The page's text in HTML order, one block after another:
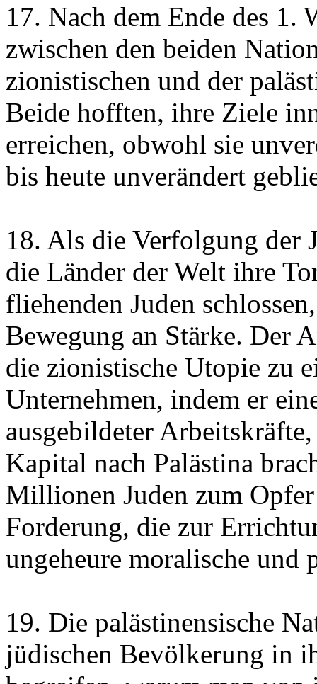
17. Nach dem Ende des 1.
zwischen den beiden
zionistischen und der
Beide hofften, ihre Ziele
erreichen, obwohl sie
bis heute unverändert
18. Als die Verfolgung der
die Länder der Welt ihre
fliehenden Juden
Bewegung an Stärke. Der
die zionistische Utopie zu
Unternehmen, indem er
ausgebildeter
Kapital nach Palästina
Millionen Juden zum
Forderung, die zur
ungeheure moralische und
19. Die palästinensische
jüdischen Bevölkerung in